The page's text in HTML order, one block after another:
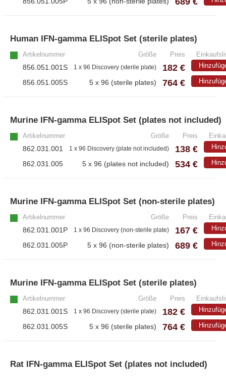
Human IFN-gamma ELISpot Set (sterile plates)
Artikelnummer Größe Preis
856.051.001S 1 x 96 Discovery (sterile plate) 182 €
856.051.005S 5 x 96 (sterile plates) 764 €
Murine IFN-gamma ELISpot Set (plates not included)
Artikelnummer Größe Preis
862.031.001 1 x 96 Discovery (plate not included) 138 €
862.031.005 5 x 96 (plates not included) 534 €
Murine IFN-gamma ELISpot Set (non-sterile plates)
Artikelnummer Größe Preis
862.031.001P 1 x 96 Discovery (non-sterile plate) 167 €
862.031.005P 5 x 96 (non-sterile plates) 689 €
Murine IFN-gamma ELISpot Set (sterile plates)
Artikelnummer Größe Preis
862.031.001S 1 x 96 Discovery (sterile plate) 182 €
862.031.005S 5 x 96 (sterile plates) 764 €
Rat IFN-gamma ELISpot Set (plates not included)